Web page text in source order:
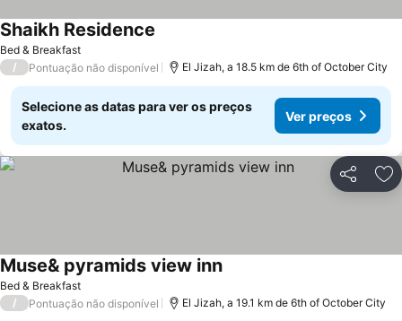
Bed & Breakfast
Shaikh Residence
/ Pontuação não disponível El Jizah, a 18.5 km de 6th of October City
Selecione as datas para ver os preços
exatos.
Ver preços
Partilhar
Bed & Breakfast
Muse& pyramids view inn
/ Pontuação não disponível El Jizah, a 19.1 km de 6th of October City